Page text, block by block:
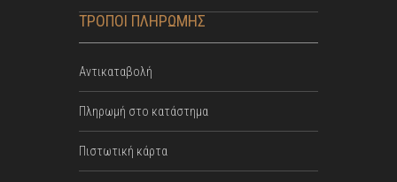
ΤΡΟΠΟΙ ΠΛΗΡΩΜΗΣ
Αντικαταβολή
Πληρωμή στο κατάστημα
Πιστωτική κάρτα